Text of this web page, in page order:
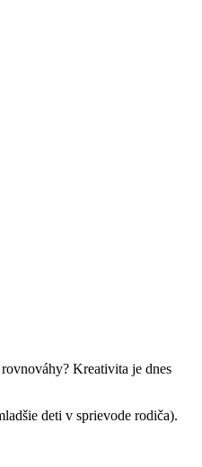
Kreativita je dnes
deti v sprievode rodiča).